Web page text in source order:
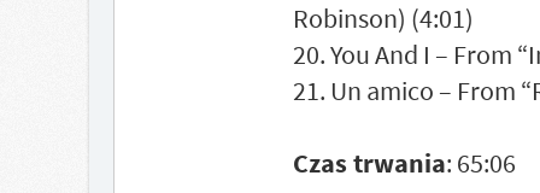
Robinson) (4:01)
20. You And I – From
21. Un amico – From
Czas trwania: 65:06